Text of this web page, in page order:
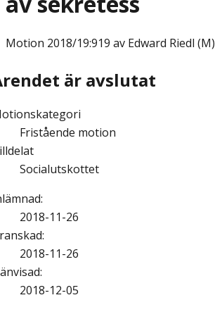
Motion 2018/19:919 av Edward Riedl (M)
är avslutat
Fristående motion
Socialutskottet
:
2018-11-26
:
2018-11-26
:
2018-12-05